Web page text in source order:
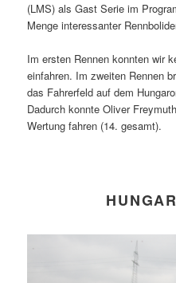
(LMS) als Gast Serie im
Menge interessanter
Im ersten Rennen konnten wir
einfahren. Im zweiten Rennen
das Fahrerfeld auf dem
Dadurch konnte Oliver
Wertung fahren (14. gesamt).